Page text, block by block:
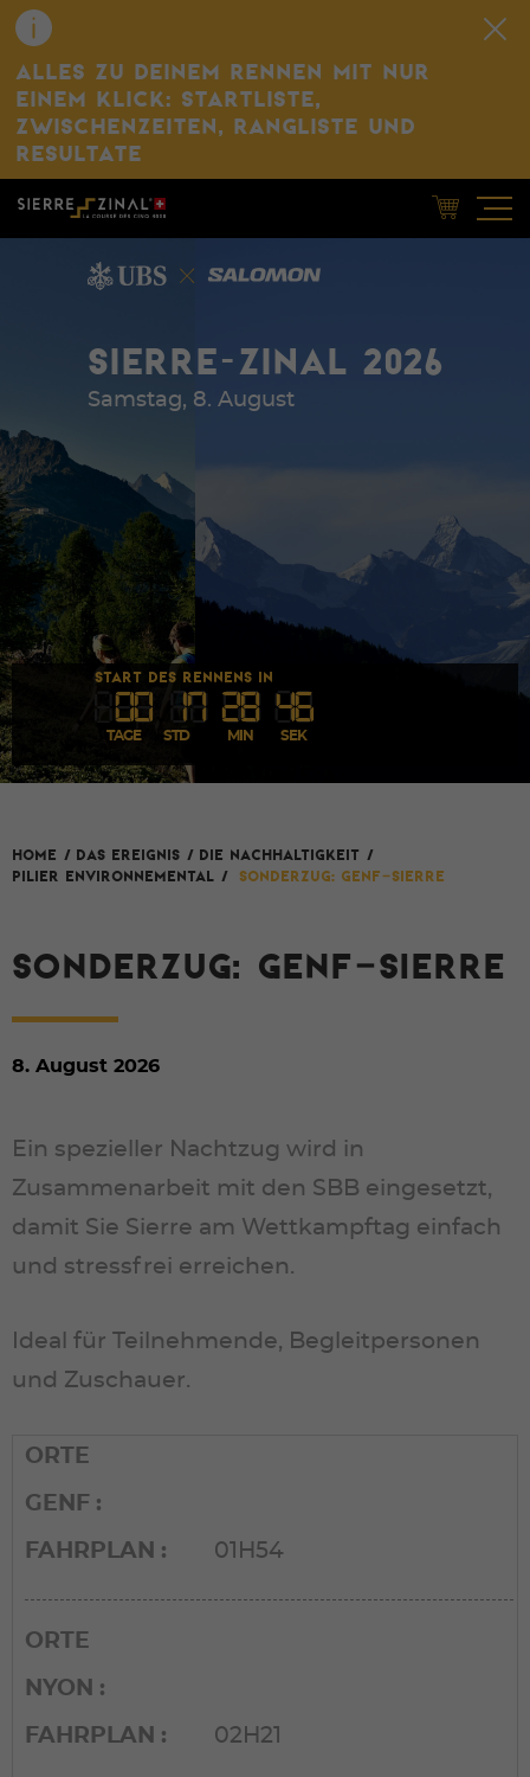
ALLES ZU DEINEM RENNEN MIT NUR
EINEM KLICK: STARTLISTE,
ZWISCHENZEITEN, RANGLISTE UND
RESULTATE
SIERRE-ZINAL 2026
Samstag, 8. August
START DES RENNENS IN
00 17 28 46
TAGE STD MIN SEK
HOME / Das Ereignis / DIE NACHHALTIGKEIT /
Pilier environnemental / Sonderzug: Genf–Sierre
SONDERZUG: GENF–SIERRE
8. August 2026
Ein spezieller Nachtzug wird in
Zusammenarbeit mit den SBB eingesetzt,
damit Sie Sierre am Wettkampftag einfach
und stressfrei erreichen.
Ideal für Teilnehmende, Begleitpersonen
und Zuschauer.
ORTE
GENF
FAHRPLAN 01H54
ORTE
NYON
FAHRPLAN 02H21